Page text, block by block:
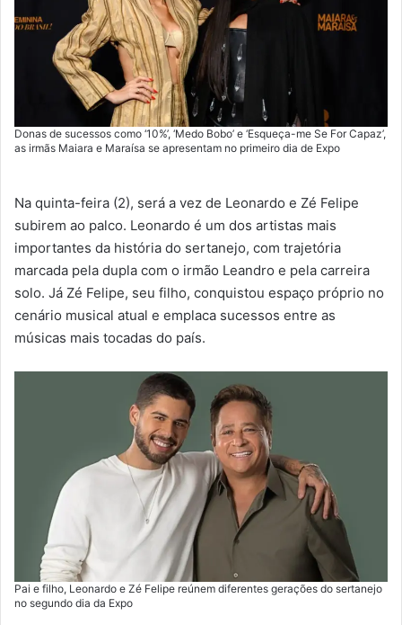
Donas de sucessos como ‘10%’, ‘Medo Bobo’ e ‘Esqueça-me Se For Capaz’,
as irmãs Maiara e Maraísa se apresentam no primeiro dia de Expo
Na quinta-feira (2), será a vez de Leonardo e Zé Felipe
subirem ao palco. Leonardo é um dos artistas mais
importantes da história do sertanejo, com trajetória
marcada pela dupla com o irmão Leandro e pela carreira
solo. Já Zé Felipe, seu filho, conquistou espaço próprio no
cenário musical atual e emplaca sucessos entre as
músicas mais tocadas do país.
Pai e filho, Leonardo e Zé Felipe reúnem diferentes gerações do sertanejo
no segundo dia da Expo